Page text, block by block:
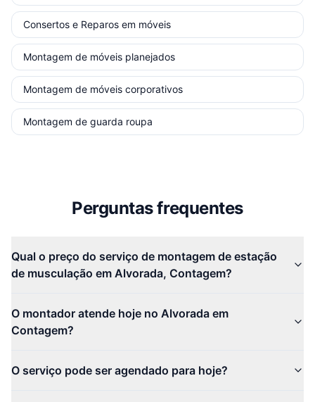
Consertos e Reparos em móveis
Montagem de móveis planejados
Montagem de móveis corporativos
Montagem de guarda roupa
Perguntas frequentes
Qual o preço do serviço de montagem de estação
de musculação em Alvorada, Contagem?
O montador atende hoje no Alvorada em
Contagem?
O serviço pode ser agendado para hoje?